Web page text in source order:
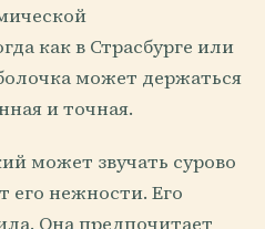
как в Страсбурге или
может держаться
и точная.
может звучать сурово
его нежности. Его
Она предпочитает